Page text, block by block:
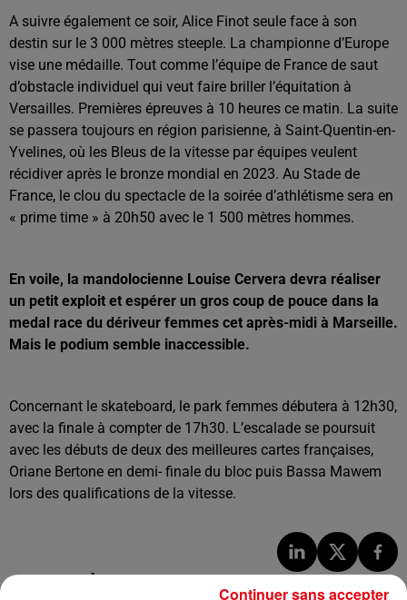
A suivre également ce soir, Alice Finot seule face à son
destin sur le 3 000 mètres steeple. La championne d’Europe
vise une médaille. Tout comme l’équipe de France de saut
d’obstacle individuel qui veut faire briller l’équitation à
Versailles. Premières épreuves à 10 heures ce matin. La suite
se passera toujours en région parisienne, à Saint-Quentin-en-
Yvelines, où les Bleus de la vitesse par équipes veulent
récidiver après le bronze mondial en 2023. Au Stade de
France, le clou du spectacle de la soirée d’athlétisme sera en
« prime time » à 20h50 avec le 1 500 mètres hommes.
En voile, la mandolocienne Louise Cervera devra réaliser
un petit exploit et espérer un gros coup de pouce dans la
medal race du dériveur femmes cet après-midi à Marseille.
Mais le podium semble inaccessible.
Concernant le skateboard, le park femmes débutera à 12h30,
avec la finale à compter de 17h30. L’escalade se poursuit
avec les débuts de deux des meilleures cartes françaises,
Oriane Bertone en demi- finale du bloc puis Bassa Mawem
lors des qualifications de la vitesse.
LES DERNIÈRES INFOS Continuer sans accepter